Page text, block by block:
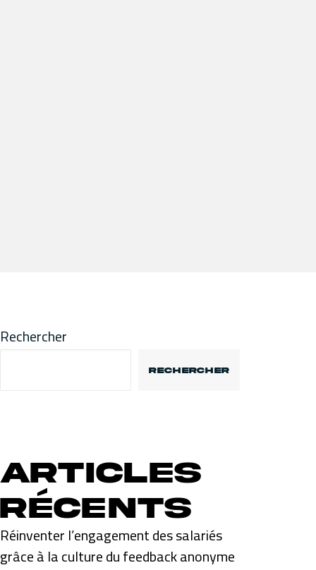
Rechercher
RECHERCHER
Articles
récents
Réinventer l’engagement des salariés
grâce à la culture du feedback anonyme